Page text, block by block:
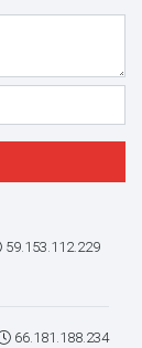
59.153.112.229
66.181.188.234